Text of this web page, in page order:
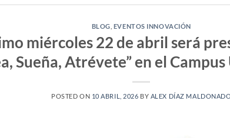
BLOG EVENTOS INNOVACIÓN
miércoles 22 de abril será
Sueña, Atrévete” en el
POSTED ON 10 ABRIL, 2026 BY ALEX DÍAZ